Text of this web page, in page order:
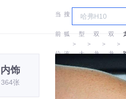
当
前
位
置:
搜
狐
汽
＞
车
型
大
全
＞
双
龙
＞
双
龙
＞
内饰
364张